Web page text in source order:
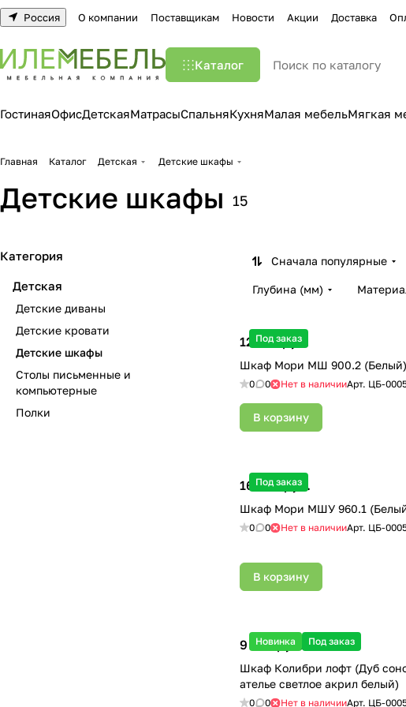
Россия О компании Поставщикам Новости Акции Доставка
Каталог
ГостинаяОфисДетскаяМатрасыСпальняКухняМалая мебельМягкая
Главная Каталог Детская Детские шкафы
Детские шкафы 15
Сначала популярные
Глубина (мм)
Под заказ
12 200 руб.
Шкаф Мори МШ 900.2 (Белый)
0 0 Нет в наличииАрт. ЦБ-
В корзину
Под заказ
16 000 руб.
Шкаф Мори МШУ 960.1
0 0 Нет в наличииАрт. ЦБ-
В корзину
Новинка Под заказ
9 200 руб.
Шкаф Колибри лофт (Дуб
ателье светлое акрил белый)
0 0 Нет в наличииАрт. ЦБ-
Категория
Детская
Детские диваны
Детские кровати
Детские шкафы
Столы письменные и
компьютерные
Полки